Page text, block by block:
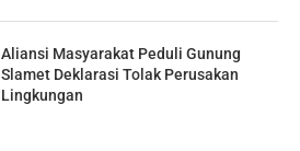
Aliansi Masyarakat Peduli Gunung
Slamet Deklarasi Tolak Perusakan
Lingkungan